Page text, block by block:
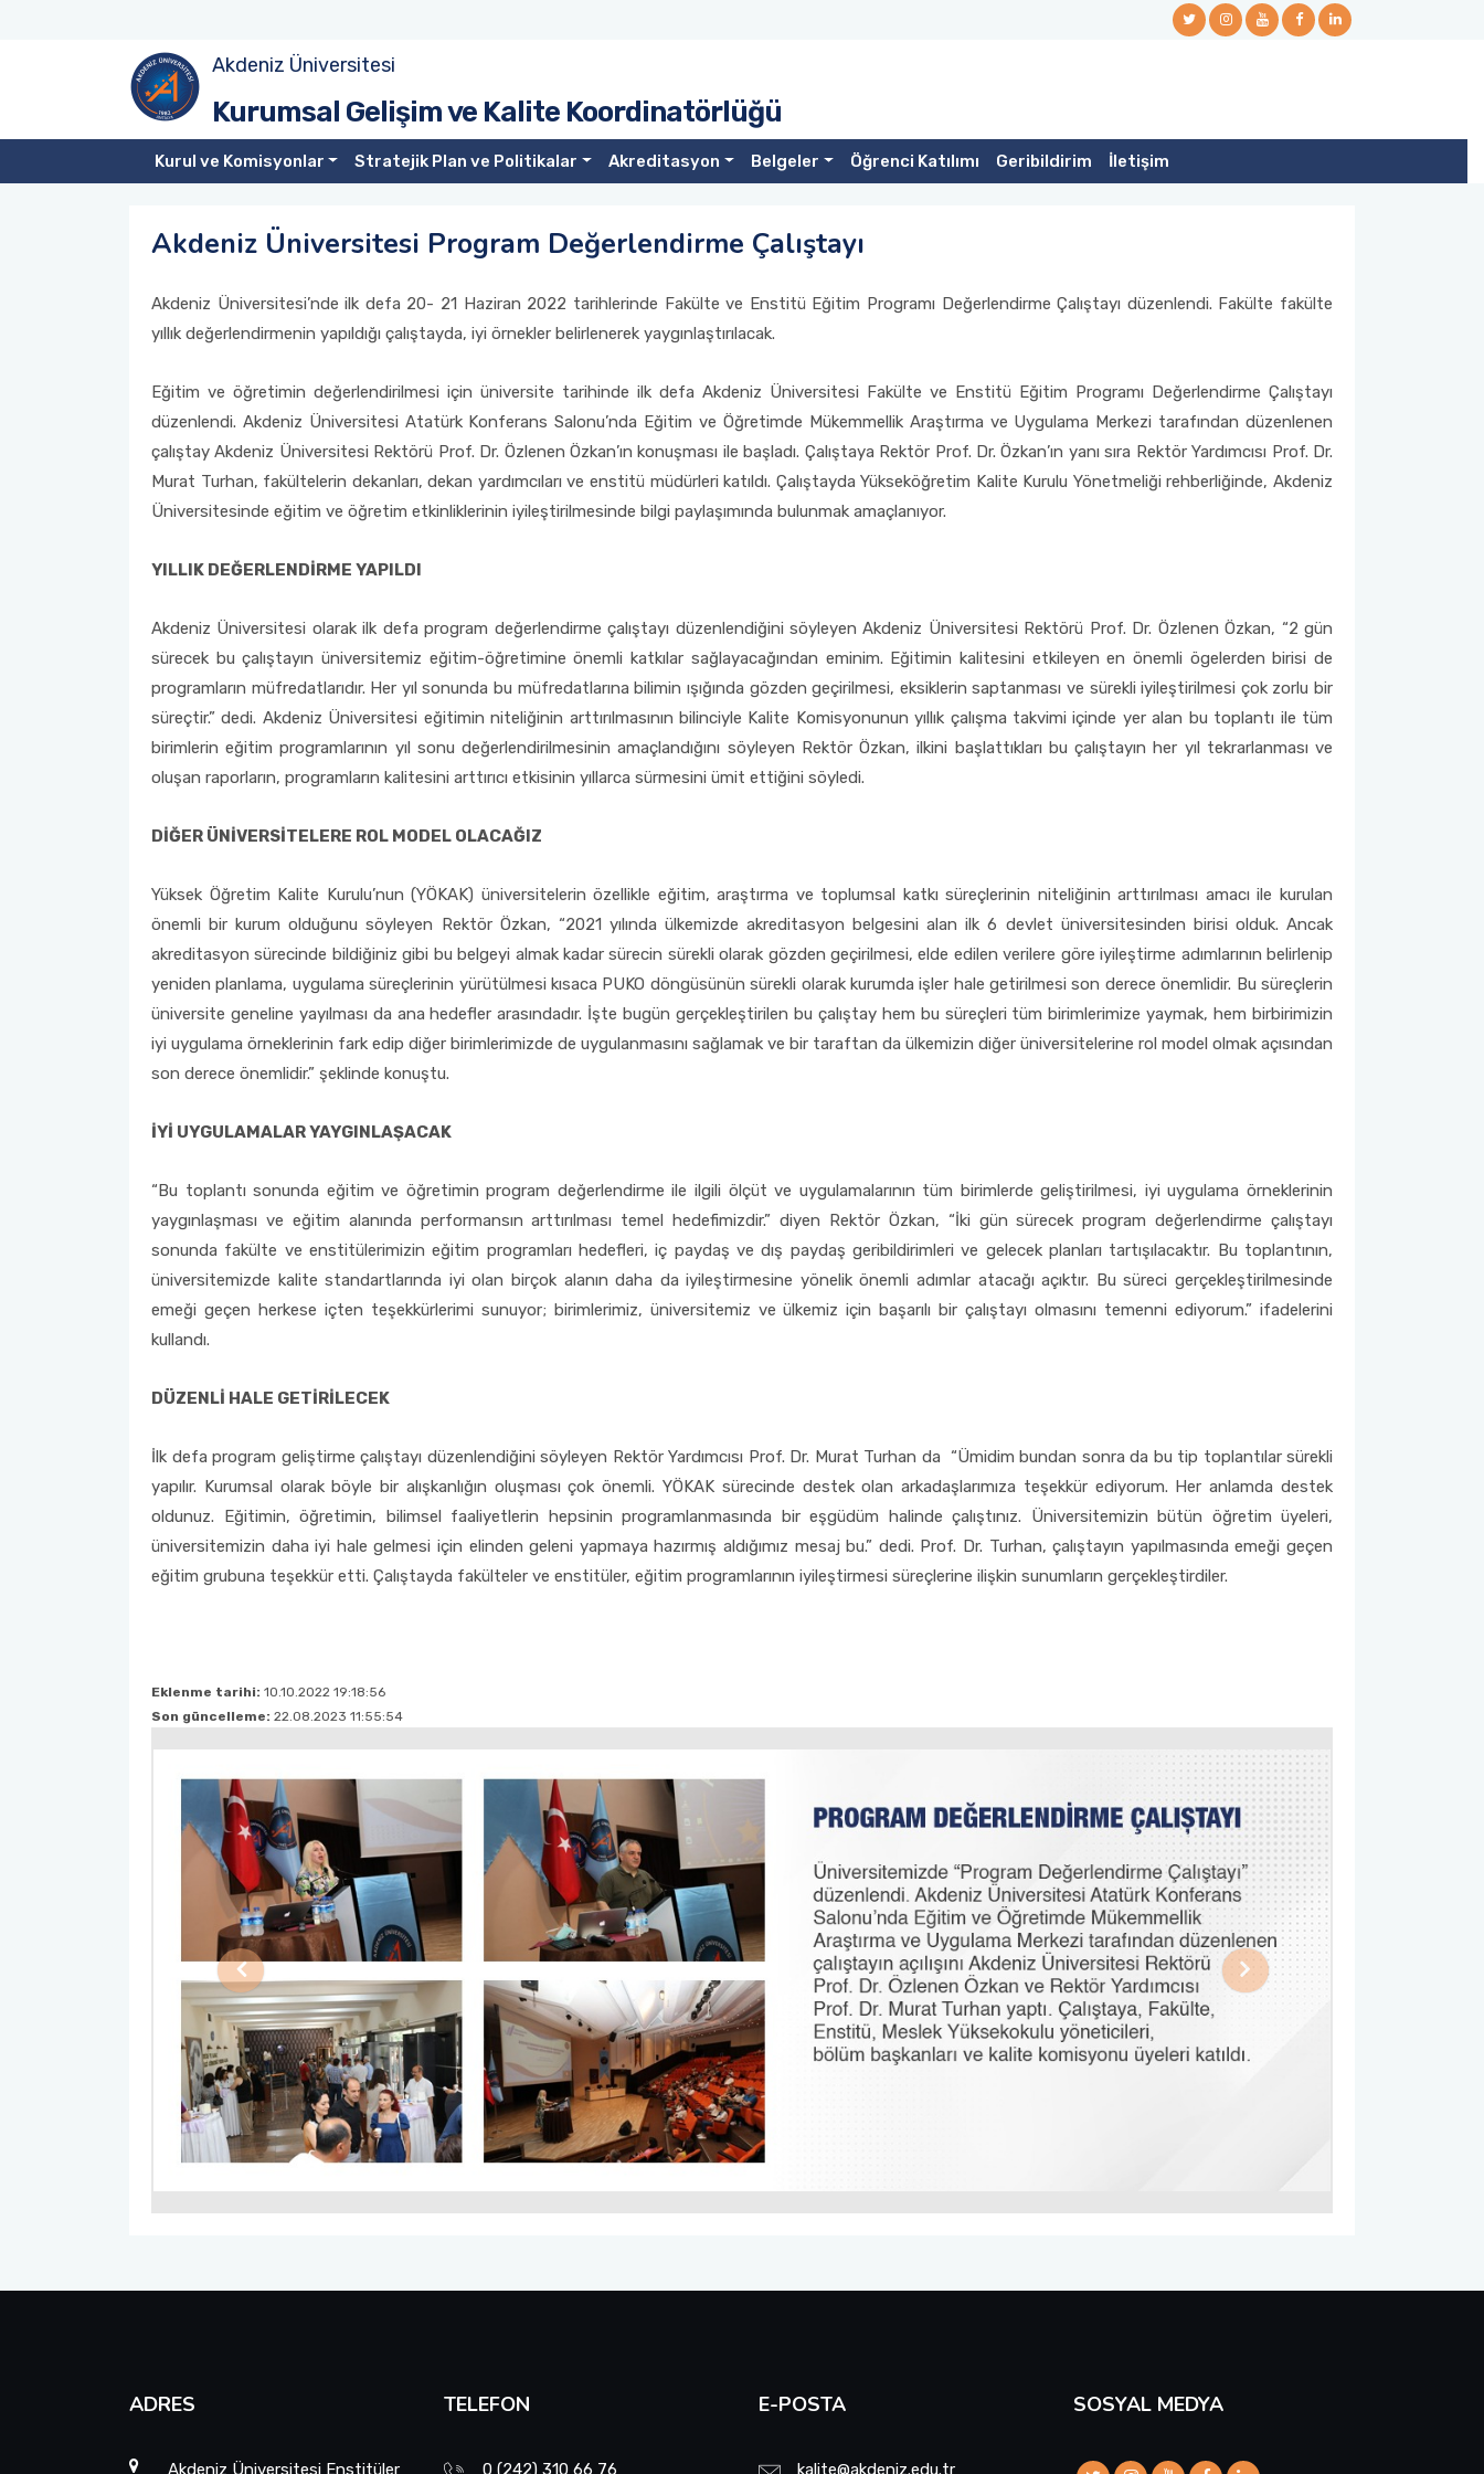
Akdeniz Üniversitesi
Kurumsal Gelişim ve Kalite Koordinatörlüğü
Kurul ve Komisyonlar Stratejik Plan ve Politikalar Akreditasyon Belgeler Öğrenci Katılımı Geribildirim İletişim
Akdeniz Üniversitesi Program Değerlendirme Çalıştayı
Akdeniz Üniversitesi’nde ilk defa 20- 21 Haziran 2022 tarihlerinde Fakülte ve Enstitü Eğitim Programı Değerlendirme Çalıştayı düzenlendi. Fakülte fakülte
yıllık değerlendirmenin yapıldığı çalıştayda, iyi örnekler belirlenerek yaygınlaştırılacak.
Eğitim ve öğretimin değerlendirilmesi için üniversite tarihinde ilk defa Akdeniz Üniversitesi Fakülte ve Enstitü Eğitim Programı Değerlendirme Çalıştayı
düzenlendi. Akdeniz Üniversitesi Atatürk Konferans Salonu’nda Eğitim ve Öğretimde Mükemmellik Araştırma ve Uygulama Merkezi tarafından düzenlenen
çalıştay Akdeniz Üniversitesi Rektörü Prof. Dr. Özlenen Özkan’ın konuşması ile başladı. Çalıştaya Rektör Prof. Dr. Özkan’ın yanı sıra Rektör Yardımcısı Prof. Dr.
Murat Turhan, fakültelerin dekanları, dekan yardımcıları ve enstitü müdürleri katıldı. Çalıştayda Yükseköğretim Kalite Kurulu Yönetmeliği rehberliğinde, Akdeniz
Üniversitesinde eğitim ve öğretim etkinliklerinin iyileştirilmesinde bilgi paylaşımında bulunmak amaçlanıyor.
YILLIK DEĞERLENDİRME YAPILDI
Akdeniz Üniversitesi olarak ilk defa program değerlendirme çalıştayı düzenlendiğini söyleyen Akdeniz Üniversitesi Rektörü Prof. Dr. Özlenen Özkan, “2 gün
sürecek bu çalıştayın üniversitemiz eğitim-öğretimine önemli katkılar sağlayacağından eminim. Eğitimin kalitesini etkileyen en önemli ögelerden birisi de
programların müfredatlarıdır. Her yıl sonunda bu müfredatlarına bilimin ışığında gözden geçirilmesi, eksiklerin saptanması ve sürekli iyileştirilmesi çok zorlu bir
süreçtir.” dedi. Akdeniz Üniversitesi eğitimin niteliğinin arttırılmasının bilinciyle Kalite Komisyonunun yıllık çalışma takvimi içinde yer alan bu toplantı ile tüm
birimlerin eğitim programlarının yıl sonu değerlendirilmesinin amaçlandığını söyleyen Rektör Özkan, ilkini başlattıkları bu çalıştayın her yıl tekrarlanması ve
oluşan raporların, programların kalitesini arttırıcı etkisinin yıllarca sürmesini ümit ettiğini söyledi.
DİĞER ÜNİVERSİTELERE ROL MODEL OLACAĞIZ
Yüksek Öğretim Kalite Kurulu’nun (YÖKAK) üniversitelerin özellikle eğitim, araştırma ve toplumsal katkı süreçlerinin niteliğinin arttırılması amacı ile kurulan
önemli bir kurum olduğunu söyleyen Rektör Özkan, “2021 yılında ülkemizde akreditasyon belgesini alan ilk 6 devlet üniversitesinden birisi olduk. Ancak
akreditasyon sürecinde bildiğiniz gibi bu belgeyi almak kadar sürecin sürekli olarak gözden geçirilmesi, elde edilen verilere göre iyileştirme adımlarının belirlenip
yeniden planlama, uygulama süreçlerinin yürütülmesi kısaca PUKO döngüsünün sürekli olarak kurumda işler hale getirilmesi son derece önemlidir. Bu süreçlerin
üniversite geneline yayılması da ana hedefler arasındadır. İşte bugün gerçekleştirilen bu çalıştay hem bu süreçleri tüm birimlerimize yaymak, hem birbirimizin
iyi uygulama örneklerinin fark edip diğer birimlerimizde de uygulanmasını sağlamak ve bir taraftan da ülkemizin diğer üniversitelerine rol model olmak açısından
son derece önemlidir.” şeklinde konuştu.
İYİ UYGULAMALAR YAYGINLAŞACAK
“Bu toplantı sonunda eğitim ve öğretimin program değerlendirme ile ilgili ölçüt ve uygulamalarının tüm birimlerde geliştirilmesi, iyi uygulama örneklerinin
yaygınlaşması ve eğitim alanında performansın arttırılması temel hedefimizdir.” diyen Rektör Özkan, “İki gün sürecek program değerlendirme çalıştayı
sonunda fakülte ve enstitülerimizin eğitim programları hedefleri, iç paydaş ve dış paydaş geribildirimleri ve gelecek planları tartışılacaktır. Bu toplantının,
üniversitemizde kalite standartlarında iyi olan birçok alanın daha da iyileştirmesine yönelik önemli adımlar atacağı açıktır. Bu süreci gerçekleştirilmesinde
emeği geçen herkese içten teşekkürlerimi sunuyor; birimlerimiz, üniversitemiz ve ülkemiz için başarılı bir çalıştayı olmasını temenni ediyorum.” ifadelerini
kullandı.
DÜZENLİ HALE GETİRİLECEK
İlk defa program geliştirme çalıştayı düzenlendiğini söyleyen Rektör Yardımcısı Prof. Dr. Murat Turhan da “Ümidim bundan sonra da bu tip toplantılar sürekli
yapılır. Kurumsal olarak böyle bir alışkanlığın oluşması çok önemli. YÖKAK sürecinde destek olan arkadaşlarımıza teşekkür ediyorum. Her anlamda destek
oldunuz. Eğitimin, öğretimin, bilimsel faaliyetlerin hepsinin programlanmasında bir eşgüdüm halinde çalıştınız. Üniversitemizin bütün öğretim üyeleri,
üniversitemizin daha iyi hale gelmesi için elinden geleni yapmaya hazırmış aldığımız mesaj bu.” dedi. Prof. Dr. Turhan, çalıştayın yapılmasında emeği geçen
eğitim grubuna teşekkür etti. Çalıştayda fakülteler ve enstitüler, eğitim programlarının iyileştirmesi süreçlerine ilişkin sunumların gerçekleştirdiler.
Eklenme tarihi: 10.10.2022 19:18:56
Son güncelleme: 22.08.2023 11:55:54
Previous Next
ADRES
Akdeniz Üniversitesi Enstitüler
TELEFON
0 (242) 310 66 76
E-POSTA
kalite@akdeniz.edu.tr
SOSYAL MEDYA
Kurumsal Gelişim ve Kalite Organizasyonu
Kalite Komisyonu
Üniversite Kalite Komisyonu Üyeleri
Kalite Alt Komisyonları
Liderlik, Yönetişim ve Kalite
Eğitim ve Öğretim
Birim Kalite Komisyonları
Kurumsal Gelişim ve Kalite Koordinatörlüğü
Misyon-Vizyon- Stratejik Amaç ve Hedefler
Performans Göstergeleri
İdare Faaliyet Raporları
Akreditasyon Nedir?
Kurumsal Akreditasyon Değerlendirme Raporları
Akreditasyon Belgeleri
Birim İç Değerlendirme Raporları (BİDR)
Kalite Yönetim Sistemi Belgeleri
Doküman Odası